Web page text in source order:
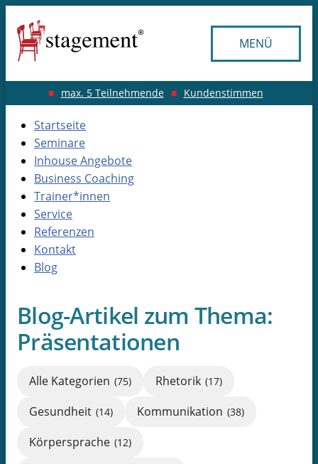
MENÜ
max. 5 Teilnehmende Kundenstimmen
Startseite
Seminare
Inhouse Angebote
Business Coaching
Trainer*innen
Service
Referenzen
Kontakt
Blog
Blog-Artikel zum Thema:
Präsentationen
Alle Kategorien (75) Rhetorik (17)
Gesundheit (14) Kommunikation (38)
Körpersprache (12)